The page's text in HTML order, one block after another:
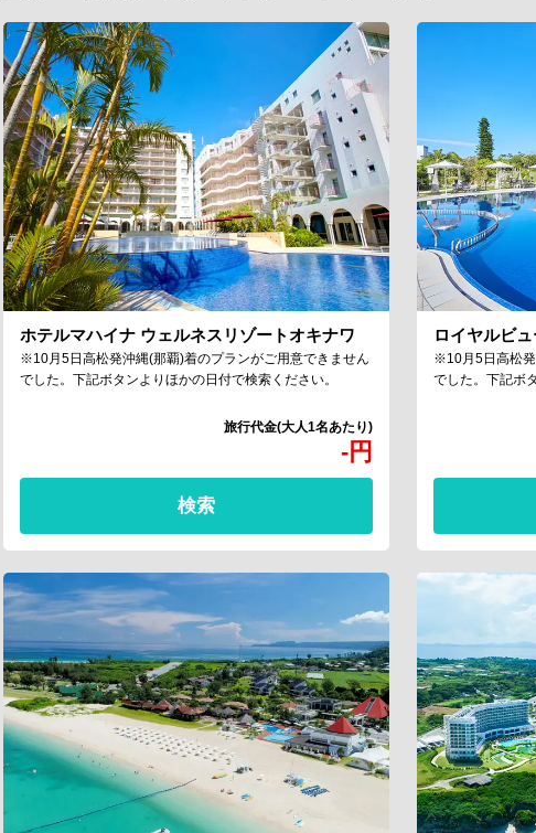
ホテルマハイナ ウェルネスリゾートオキナワ
-円
※10月5日高松発沖縄(那覇)着のプランがご用意できません
でした。下記ボタンよりほかの日付で検索ください。
検索
ロイヤルビ
※10月5日高松発
でした。下記ボ